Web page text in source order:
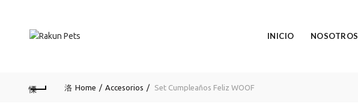
INICIO NOSOTROS
Home Accesorios Set Cumpleaños Feliz WOOF